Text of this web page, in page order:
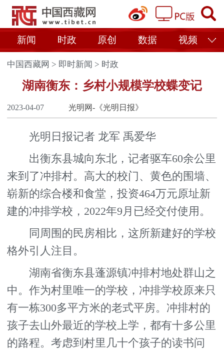
新闻 时政 原创 数据 视频
中国西藏网 > 即时新闻 > 时政
湖南衡东：乡村小规模学校蝶变记
2023-04-07 光明网-《光明日报》
光明日报记者 龙军 禹爱华
出衡东县城向东北，记者驱车60余公里
来到了冲排村。高大的校门、黄色的围墙、
崭新的综合楼和食堂，投资464万元原址新
建的冲排学校，2022年9月已经交付使用。
同周围的民房相比，这所新建好的学校
格外引人注目。
湖南省衡东县蓬源镇冲排村地处群山之
中。作为村里唯一的学校，冲排学校原来只
有一栋300多平方米的老式平房。冲排村的
孩子去山外最近的学校上学，都有十多公里
的路程。考虑到村里几十个孩子的读书问